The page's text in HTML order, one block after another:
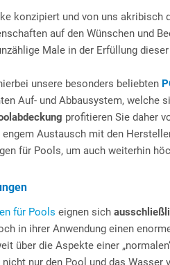
konzipiert und von uns akribisch
auf den Wünschen und
Male in der Erfüllung
unsere besonders beliebten
Auf- und Abbausystem, welche
profitieren Sie daher
Austausch mit den
für Pools, um auch weiterhin
für Pools eignen sich
in ihrer Anwendung einen
über die Aspekte einer
nur den Pool und das Wasser